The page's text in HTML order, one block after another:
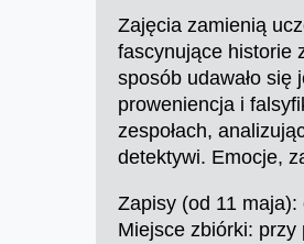
Zajęcia zamienią
fascynujące historie
sposób udawało się
proweniencja i
zespołach,
detektywi. Emocje,
Zapisy (od 11
Miejsce zbiórki: